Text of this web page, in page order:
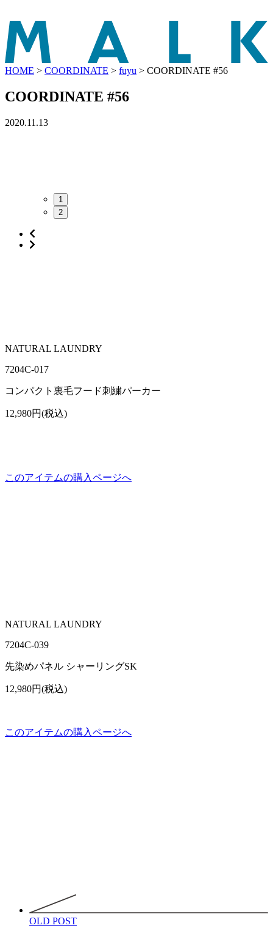
HOME > COORDINATE > fuyu > COORDINATE #56
COORDINATE #56
2020.11.13
1
2
NATURAL LAUNDRY
7204C-017
コンパクト裏毛フード刺繍パーカー
12,980円(税込)
このアイテムの購入ページへ
NATURAL LAUNDRY
7204C-039
先染めパネル シャーリングSK
12,980円(税込)
このアイテムの購入ページへ
OLD POST